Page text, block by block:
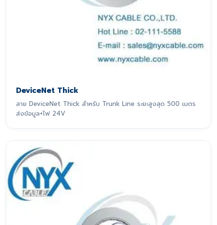
DeviceNet Thick
สาย DeviceNet Thick สำหรับ Trunk Line ระยะสูงสุด 500 เมตร
ส่งข้อมูล+ไฟ 24V